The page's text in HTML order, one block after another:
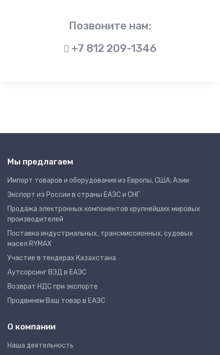
Позвоните нам:
+7 812 209-1346
Мы предлагаем
Импорт товаров и оборудования из Европы, США, Азии
Экспорт из России в страны ЕАЭС и СНГ
Продажа электронных компонентов крупнейших мировых
производителей
Поставка индустриальных, трансмиссионных, судовых
масел RYMAX
Участие в тендерах Казахстана
Аутсорсинг ВЭД в ЕАЭС
Возврат НДС при экспорте
Продвинем Ваш товар в ЕАЭС
О компании
Наша деятельность